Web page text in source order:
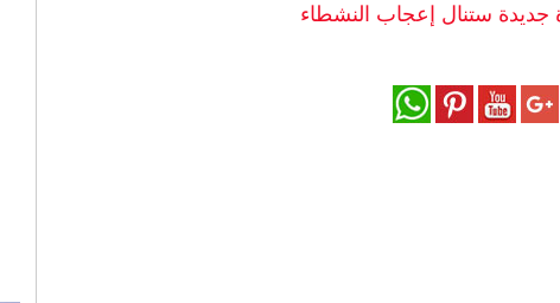
ستنال إعجاب النشطاء